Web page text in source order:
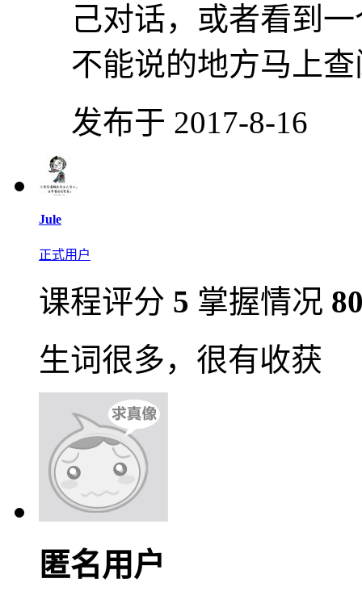
己对话，或者看到
不能说的地方马上查
发布于 2017-8-16
Jule
正式用户
课程评分 5 掌握情况
生词很多，很有收获
匿名用户